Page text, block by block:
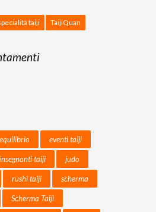
taiji TaijiQuan
equilibrio eventi taiji
insegnanti taiji judo
rushi taiji scherma
Scherma Taiji